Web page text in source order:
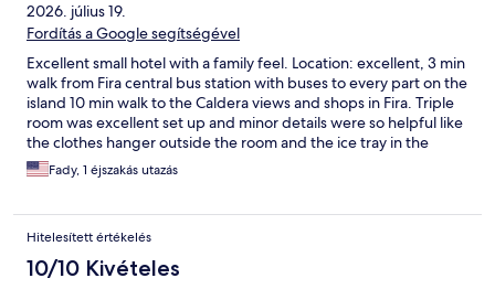
2026. július 19.
Fordítás a Google segítségével
Excellent small hotel with a family feel. Location: excellent, 3 min
walk from Fira central bus station with buses to every part on the
island 10 min walk to the Caldera views and shops in Fira. Triple
room was excellent set up and minor details were so helpful like
the clothes hanger outside the room and the ice tray in the
freezer. Also the hotel is in central location to drug stores, food
places and an amazing supermarket across the street with great
food selections and the coffee machine with different selections
like cappuccino and latte. I’d surely go again when visiting
Santorini.
Fady, 1 éjszakás utazás
Hitelesített értékelés
10/10 Kivételes